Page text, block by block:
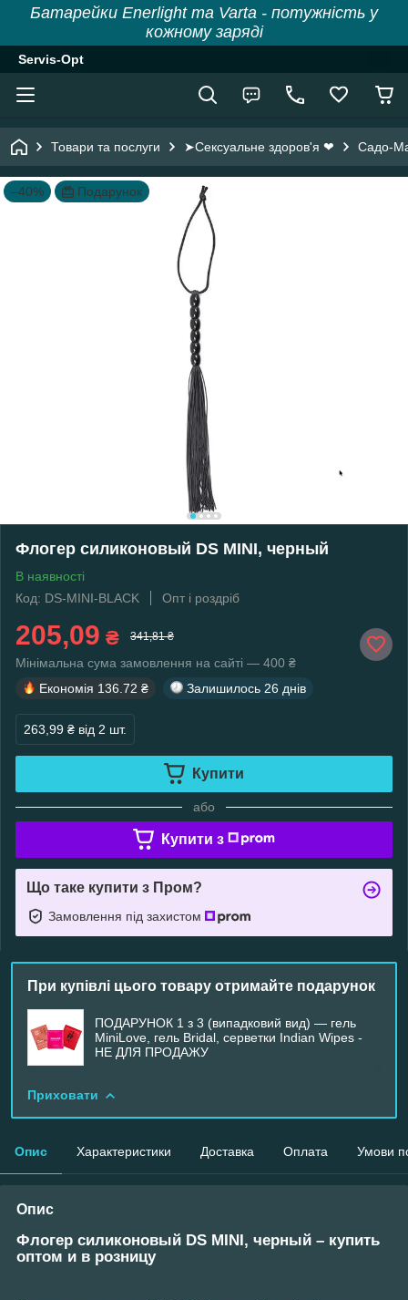
Батарейки Enerlight та Varta - потужність у
кожному заряді
Servis-Opt
Товари та послуги ➤Сексуальне здоров'я ❤ Садо-
–40% Подарунок
Флогер силиконовый DS MINI, черный
В наявності
Код: DS-MINI-BLACK
Опт і роздріб
205,09 ₴ 341,81 ₴
Мінімальна сума замовлення на сайті — 400 ₴
Економія 136.72 ₴ Залишилось 26 днів
263,99 ₴ від 2 шт.
Купити
або
Купити з
Що таке купити з Пром?
Замовлення під захистом
При купівлі цього товару отримайте подарунок
ПОДАРУНОК 1 з 3 (випадковий вид) — гель
MiniLove, гель Bridal, серветки Indian Wipes -
НЕ ДЛЯ ПРОДАЖУ
Приховати
Опис Характеристики Доставка Оплата Умови
Опис
Флогер силиконовый DS MINI, черный – купить
оптом и в розницу